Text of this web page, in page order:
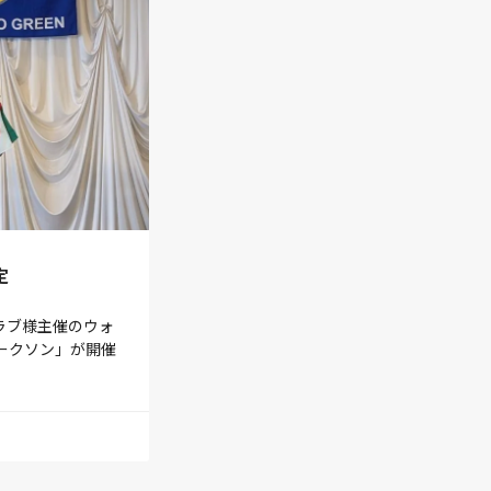
様主催のウォ
クソン」が開催